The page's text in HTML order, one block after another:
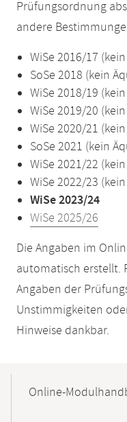
Prüfungsordnung
andere
WiSe 2016/17
SoSe 2018 (kein
WiSe 2018/19
WiSe 2019/20
WiSe 2020/21
SoSe 2021 (kein
WiSe 2021/22
WiSe 2022/23
WiSe 2023/24
WiSe 2025/26
Die Angaben im
automatisch erstellt.
Angaben der
Unstimmigkeiten
Hinweise dankbar.
NavigationOnline-